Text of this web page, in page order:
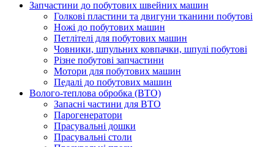
Запчастини до побутових швейних машин
Голкові пластини та двигуни тканини побутові
Ножі до побутових машин
Петлітелі для побутових машин
Човники, шпульних ковпачки, шпулі побутові
Різне побутові запчастини
Мотори для побутових машин
Педалі до побутових машин
Волого-теплова обробка (ВТО)
Запасні частини для ВТО
Парогенератори
Прасувальні дошки
Прасувальні столи